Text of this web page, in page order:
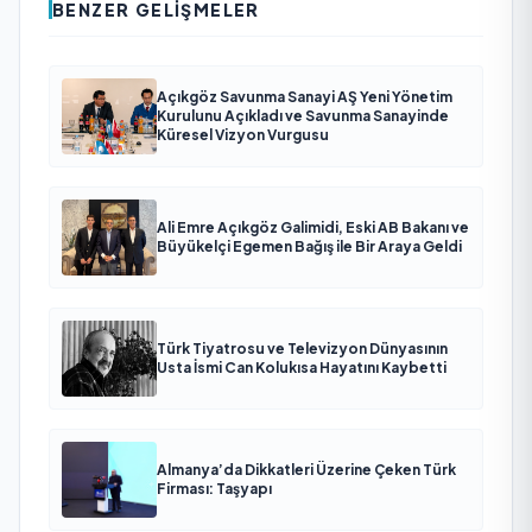
BENZER GELIŞMELER
Açıkgöz Savunma Sanayi AŞ Yeni Yönetim
Kurulunu Açıkladı ve Savunma Sanayinde
Küresel Vizyon Vurgusu
Ali Emre Açıkgöz Galimidi, Eski AB Bakanı ve
Büyükelçi Egemen Bağış ile Bir Araya Geldi
Türk Tiyatrosu ve Televizyon Dünyasının
Usta İsmi Can Kolukısa Hayatını Kaybetti
Almanya’da Dikkatleri Üzerine Çeken Türk
Firması: Taşyapı